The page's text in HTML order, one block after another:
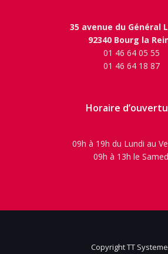
35 avenue du Général
92340 Bourg la
01 46 64 05 55
01 46 64 18 87
Horaire
09h à 19h du Lundi au
09h à 13h le
Copyright TT